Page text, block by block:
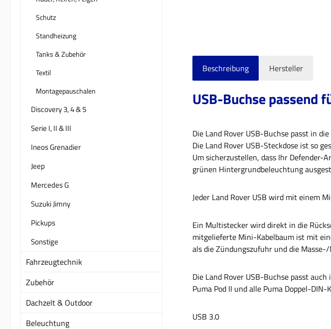
Schutz
Standheizung
Tanks & Zubehör
Textil
Montagepauschalen
Discovery 3, 4 & 5
Serie I, II & III
Ineos Grenadier
Jeep
Mercedes G
Suzuki Jimny
Pickups
Sonstige
Fahrzeugtechnik
Zubehör
Dachzelt & Outdoor
Beleuchtung
Beschreibung Hersteller
USB-Buchse passend
Die Land Rover USB-Buchse passt in
Die Land Rover USB-Steckdose ist so
Um sicherzustellen, dass Ihr
grünen Hintergrundbeleuchtung
Jeder Land Rover USB wird mit einem
Ein Multistecker wird direkt in die
mitgelieferte Mini-Kabelbaum ist mit
als die Zündungszufuhr und die
Die Land Rover USB-Buchse passt
Puma Pod II und alle Puma Doppel-
USB 3.0